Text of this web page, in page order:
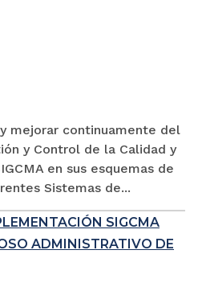
mejorar continuamente del
y Control de la Calidad y
en sus esquemas de
Sistemas de...
SIGCMA
ADMINISTRATIVO DE